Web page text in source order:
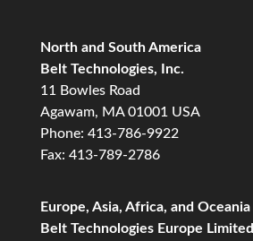
North and South America
Belt Technologies, Inc.
11 Bowles Road
Agawam, MA 01001 USA
Phone: 413-786-9922
Fax: 413-789-2786
Europe, Asia, Africa, and Oceania
Belt Technologies Europe Limited